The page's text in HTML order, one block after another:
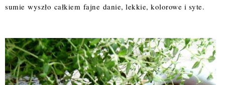
sumie wyszło całkiem fajne danie, lekkie, kolorowe i syte.